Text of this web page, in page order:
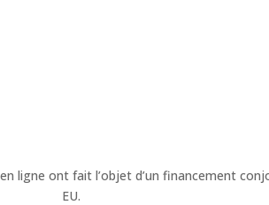
ligne ont fait l’objet d’un financement
EU.